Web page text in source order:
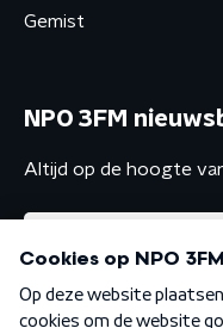
Gemist
NPO 3FM
Altijd op de hoogte